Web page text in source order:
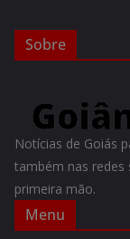
Sobre
Notícias de Goiás
também nas redes
primeira mão.
Menu